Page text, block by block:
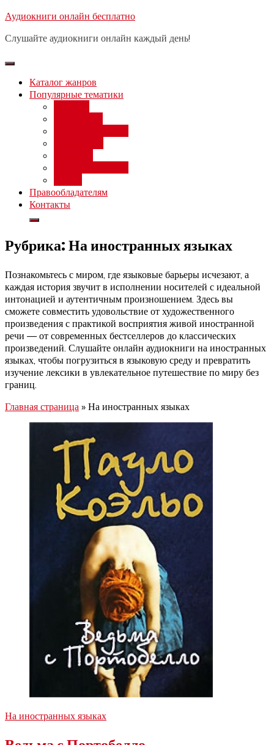
Перейти
содержимому
Аудиокниги онлайн бесплатно
Слушайте аудиокниги онлайн каждый день!
Каталог жанров
Популярные тематики
Правообладателям
Контакты
Рубрика:На иностранных языках
Познакомьтесь с миром, где языковые барьеры исчезают, а
каждая история звучит в исполнении носителей с идеальной
интонацией и аутентичным произношением. Здесь вы
сможете совместить удовольствие от художественного
произведения с практикой восприятия живой иностранной
речи — от современных бестселлеров до классических
произведений. Слушайте онлайн аудиокниги на иностранных
языках, чтобы погрузиться в языковую среду и превратить
изучение лексики в увлекательное путешествие по миру без
границ.
Главная страница » На иностранных языках
На иностранных языках
Бесплатный вебинар: заработок
день